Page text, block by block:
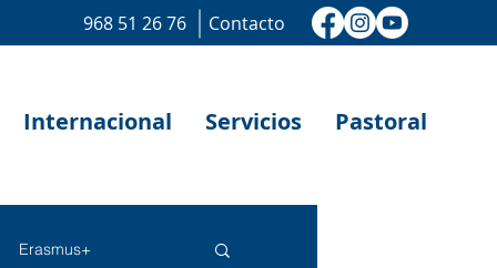
Contacto
968 51 26 76
Internacional Servicios Pastoral
Erasmus+